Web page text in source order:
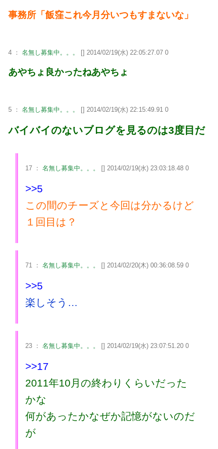
事務所「飯窪これ今月分いつもすまないな」
4 ： 名無し募集中。。。 [] 2014/02/19(水) 22:05:27.07 0
あやちょ良かったねあやちょ
5 ： 名無し募集中。。。 [] 2014/02/19(水) 22:15:49.91 0
バイバイのないブログを見るのは3度目だ
17 ： 名無し募集中。。。 [] 2014/02/19(水) 23:03:18.48 0
>>5
この間のチーズと今回は分かるけど
１回目は？
71 ： 名無し募集中。。。 [] 2014/02/20(木) 00:36:08.59 0
>>5
楽しそう…
23 ： 名無し募集中。。。 [] 2014/02/19(水) 23:07:51.20 0
>>17
2011年10月の終わりくらいだった
かな
何があったかなぜか記憶がないのだ
が